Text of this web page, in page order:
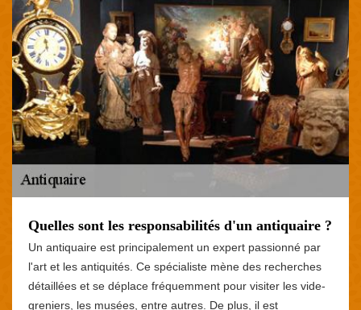
Quelles sont les responsabilités d'un antiquaire ?
Un antiquaire est principalement un expert passionné par
l'art et les antiquités. Ce spécialiste mène des recherches
détaillées et se déplace fréquemment pour visiter les vide-
greniers, les musées, entre autres. De plus, il est